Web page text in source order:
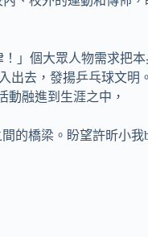
」個大眾人物需求把本
去，發揚乒乓球文明
動融進到生涯之中，
橋梁。盼望許昕小我